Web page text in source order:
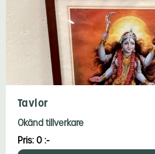
Tavlor
Okänd tillverkare
Pris: 0 :-